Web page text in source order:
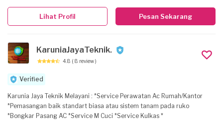
Pesan Sekarang
Lihat Profil
KaruniaJayaTeknik.
4.8 ( 8 review )
Verified
Karunia Jaya Teknik Melayani : *Service Perawatan Ac Rumah/Kantor
*Pemasangan baik standart biasa atau sistem tanam pada ruko
*Bongkar Pasang AC *Service M Cuci *Service Kulkas *